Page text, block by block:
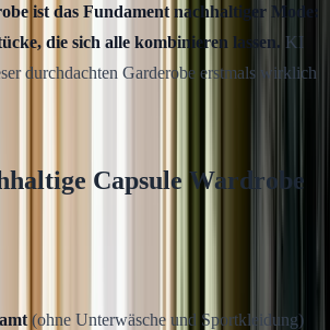
ist das Fundament nachhaltiger Mode:
die sich alle kombinieren lassen. KI
durchdachten Garderobe erstmals wirklich
Capsule Wardrobe
(ohne Unterwäsche und Sportkleidung)